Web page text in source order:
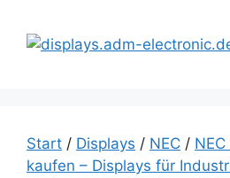
Inhalt
springen
Start / Displays / NEC /
kaufen – Displays für